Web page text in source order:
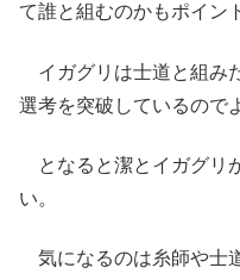
て誰と組むのかもポイン
イガグリは士道と組み
選考を突破しているので
となると潔とイガグリ
い。
気になるのは糸師や士